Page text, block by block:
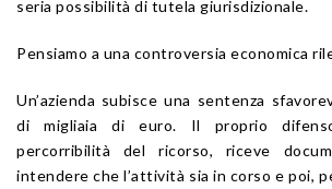
seria possibilità di tutela giurisdizionale.
Pensiamo a una controversia economica
Un’azienda subisce una sentenza
di migliaia di euro. Il proprio
percorribilità del ricorso, riceve
intendere che l’attività sia in corso e poi,